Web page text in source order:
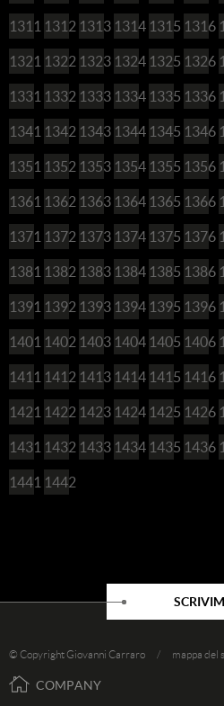
1311 1312 1313 1314 1315 1316
1321 1322 1323 1324 1325 1326
1331 1332 1333 1334 1335 1336
1341 1342 1343 1344 1345 1346
1351 1352 1353 1354 1355 1356
1361 1362 1363 1364 1365 1366
1371 1372 1373 1374 1375 1376
1381 1382 1383 1384 1385 1386
1391 1392 1393 1394 1395 1396
1401 1402 1403 1404 1405 1406
1411 1412 1413 1414 1415 1416
1421 1422 1423 1424 1425 1426
1431 1432 1433 1434 1435 1436
1441 1442
© Copyright Giovanni Carraro / mappa del
COMPANY